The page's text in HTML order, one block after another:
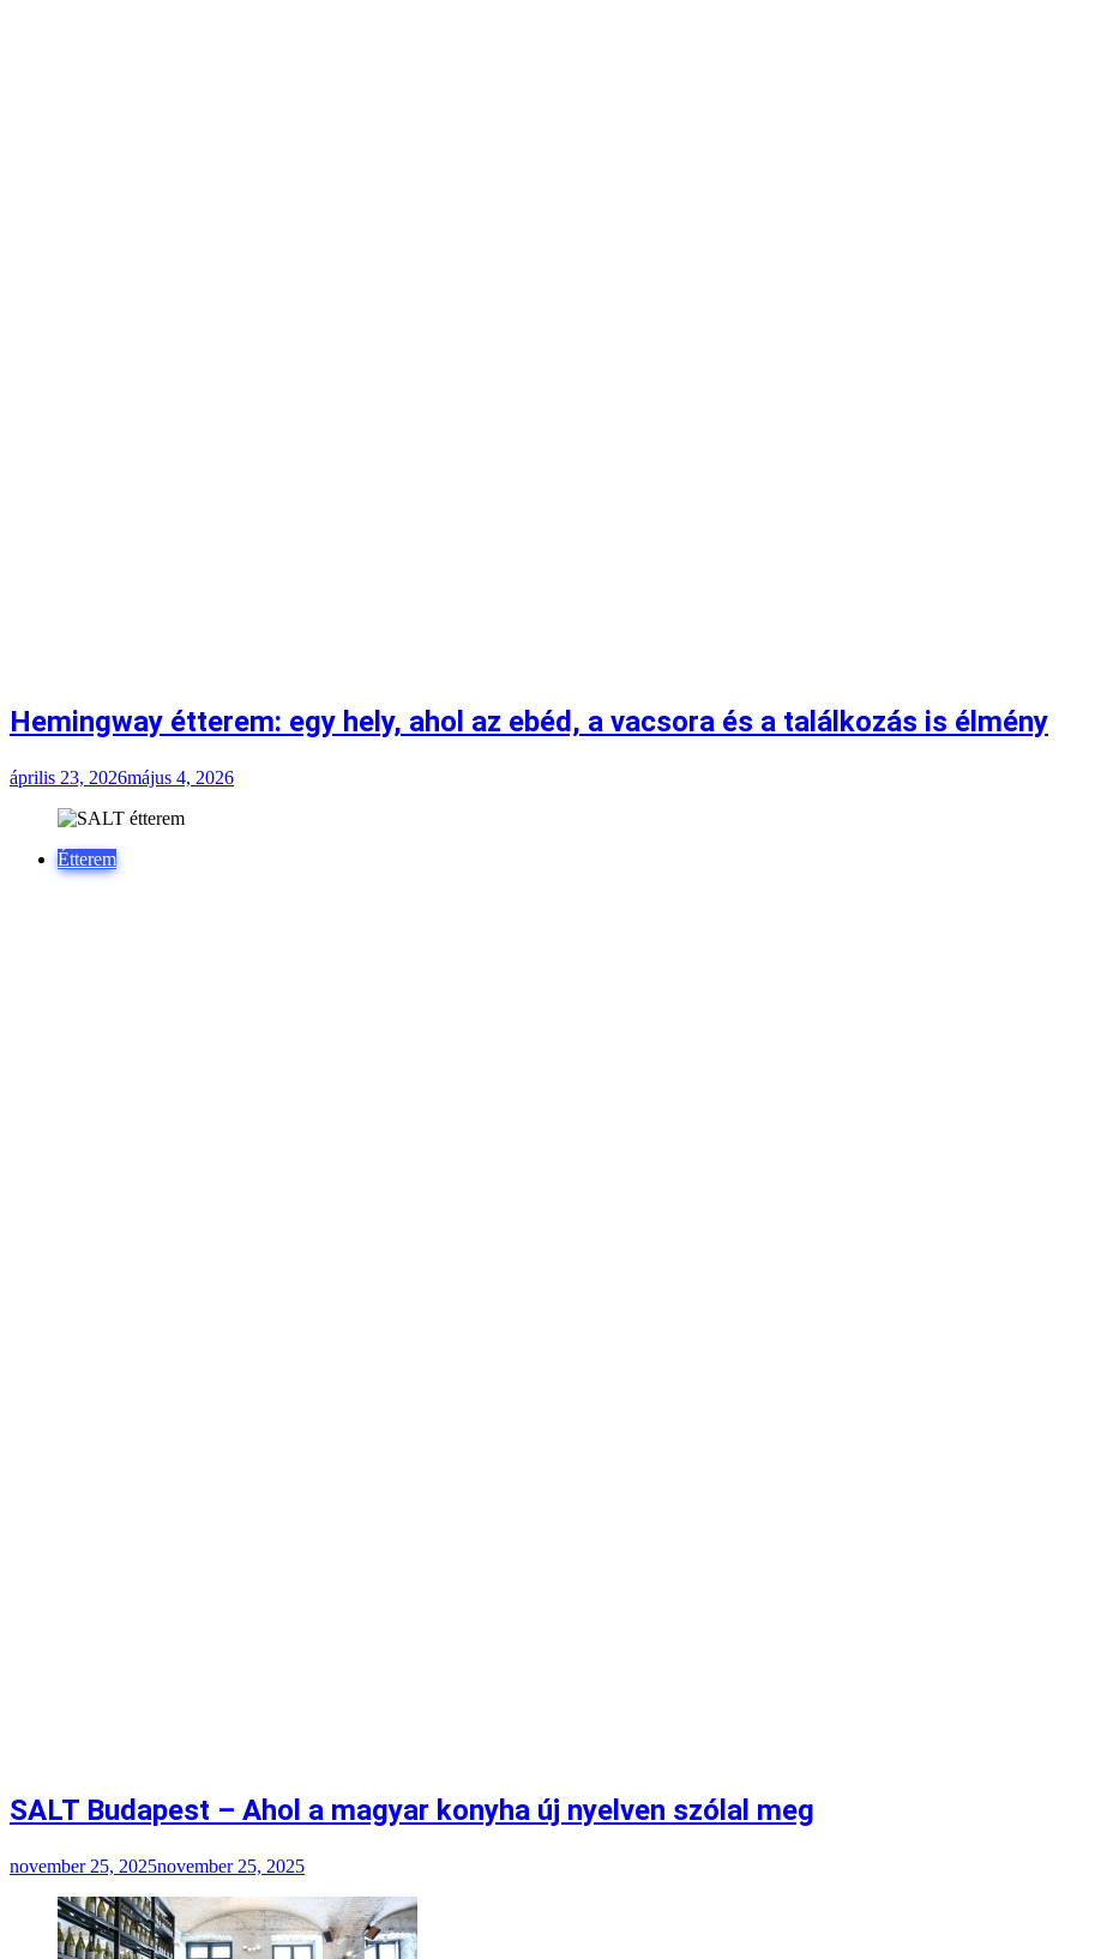
Hemingway étterem: egy hely, ahol az ebéd, a vacsora és a találkozás is élmény
április 23, 2026május 4, 2026
Étterem
SALT Budapest – Ahol a magyar konyha új nyelven szólal meg
november 25, 2025november 25, 2025